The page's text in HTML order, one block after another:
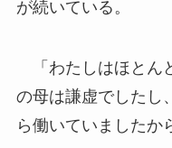
が続いている。
「わたしはほとん
の母は謙虚でしたし
ら働いていましたか